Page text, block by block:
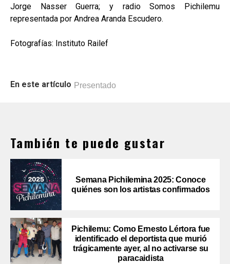
Jorge Nasser Guerra; y radio Somos Pichilemu
representada por Andrea Aranda Escudero.
Fotografías: Instituto Railef
En este artículo Presentado
También te puede gustar
Semana Pichilemina 2025: Conoce
quiénes son los artistas confirmados
Pichilemu: Como Ernesto Lértora fue
identificado el deportista que murió
trágicamente ayer, al no activarse su
paracaidista